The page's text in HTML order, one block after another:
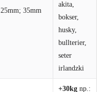
25mm; 35mm
akita,
bokser,
husky,
bullterier,
seter
irlandzki
+30kg np.: